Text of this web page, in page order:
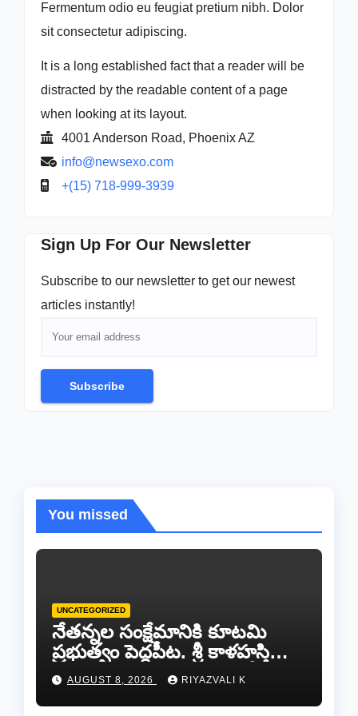
Fermentum odio eu feugiat pretium nibh. Dolor
sit consectetur adipiscing.
It is a long established fact that a reader will be
distracted by the readable content of a page
when looking at its layout.
4001 Anderson Road, Phoenix AZ
info@newsexo.com
+(15) 718-999-3939
Sign Up For Our Newsletter
Subscribe to our newsletter to get our newest
articles instantly!
Subscribe
You missed
UNCATEGORIZED
నేతన్నల సంక్షేమానికి కూటమి
ప్రభుత్వం పెద్దపీట. శ్రీ కాళహస్తి
ఎమ్మెల్యే బొజ్జల వెంకట సుధీర్ రెడ్డి.
AUGUST 8, 2026 RIYAZVALI K